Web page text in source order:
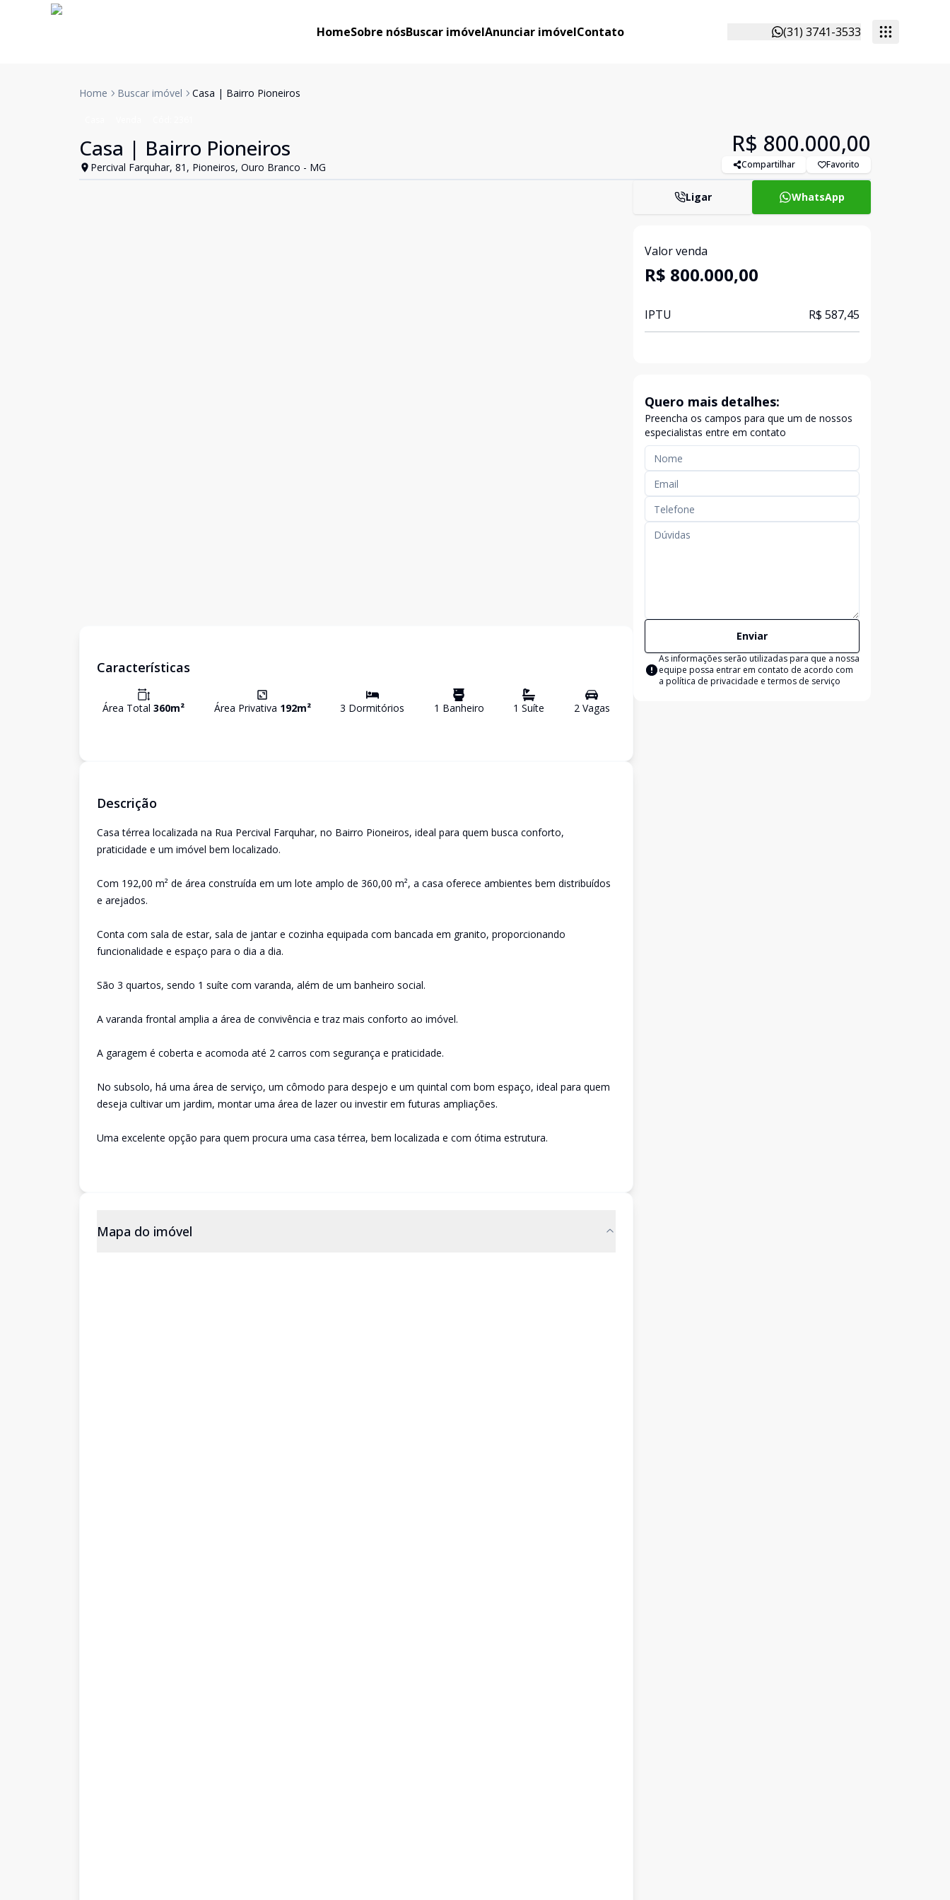
HomeSobre nósBuscar imóvelAnunciar imóvelContato (31) 3741-3533
Home Buscar imóvel Casa | Bairro Pioneiros
Casa | Bairro Pioneiros
Percival Farquhar, 81, Pioneiros, Ouro Branco - MG
R$ 800.000,00
Compartilhar Favorito
Características
Área Total 360m² Área Privativa 192m² 3 Dormitórios 1 Banheiro 1 Suíte 2Vagas
Descrição
Casa térrea localizada na Rua Percival Farquhar, no Bairro Pioneiros, ideal para quem busca conforto,
praticidade e um imóvel bem localizado.
Com 192,00 m² de área construída em um lote amplo de 360,00 m², a casa oferece ambientes bem distribuídos
e arejados.
Conta com sala de estar, sala de jantar e cozinha equipada com bancada em granito, proporcionando
funcionalidade e espaço para o dia a dia.
São 3 quartos, sendo 1 suíte com varanda, além de um banheiro social.
A varanda frontal amplia a área de convivência e traz mais conforto ao imóvel.
A garagem é coberta e acomoda até 2 carros com segurança e praticidade.
No subsolo, há uma área de serviço, um cômodo para despejo e um quintal com bom espaço, ideal para quem
deseja cultivar um jardim, montar uma área de lazer ou investir em futuras ampliações.
Uma excelente opção para quem procura uma casa térrea, bem localizada e com ótima estrutura.
Mapa do imóvel
Ligar WhatsApp
Valor venda
R$ 800.000,00
IPTU R$ 587,45
Quero mais detalhes:
Preencha os campos para que um de nossos
especialistas entre em contato
Enviar
As informações serão utilizadas para que a nossa
equipe possa entrar em contato de acordo com
a política de privacidade e termos de serviço